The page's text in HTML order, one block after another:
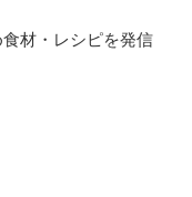
材・レシピを発信